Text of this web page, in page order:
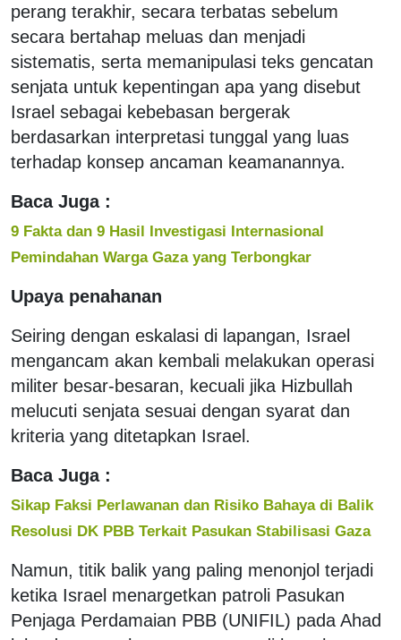
perang terakhir, secara terbatas sebelum
secara bertahap meluas dan menjadi
sistematis, serta memanipulasi teks gencatan
senjata untuk kepentingan apa yang disebut
Israel sebagai kebebasan bergerak
berdasarkan interpretasi tunggal yang luas
terhadap konsep ancaman keamanannya.
Baca Juga :
9 Fakta dan 9 Hasil Investigasi Internasional
Pemindahan Warga Gaza yang Terbongkar
Upaya penahanan
Seiring dengan eskalasi di lapangan, Israel
mengancam akan kembali melakukan operasi
militer besar-besaran, kecuali jika Hizbullah
melucuti senjata sesuai dengan syarat dan
kriteria yang ditetapkan Israel.
Baca Juga :
Sikap Faksi Perlawanan dan Risiko Bahaya di Balik
Resolusi DK PBB Terkait Pasukan Stabilisasi Gaza
Namun, titik balik yang paling menonjol terjadi
ketika Israel menargetkan patroli Pasukan
Penjaga Perdamaian PBB (UNIFIL) pada Ahad